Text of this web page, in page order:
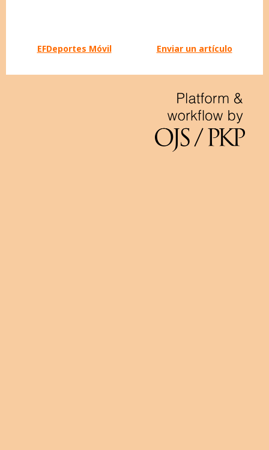
EFDeportes Móvil Enviar un artículo